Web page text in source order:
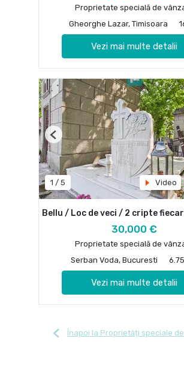
Proprietate specială de
Gheorghe Lazar, Timisoara
Vezi mai multe detalii
1 / 5 Video
Previous
Bellu / Loc de veci / 2 cripte
30,000 €
Proprietate specială de
Serban Voda, Bucuresti
Vezi mai multe detalii
Înapoi la Proprietăți speciale